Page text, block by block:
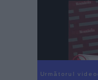
Următorul